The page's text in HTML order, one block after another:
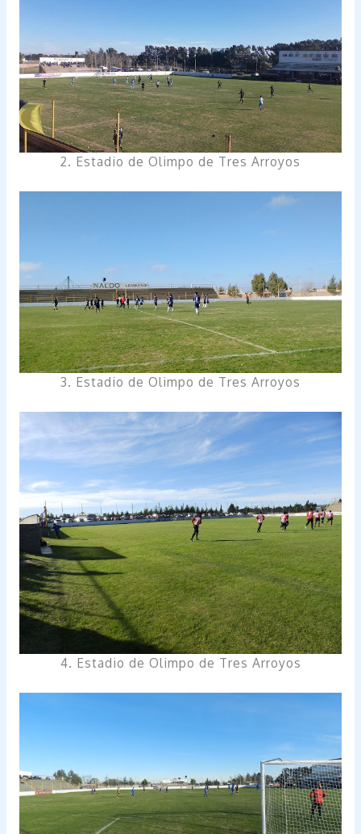
2. Estadio de Olimpo de Tres Arroyos
3. Estadio de Olimpo de Tres Arroyos
4. Estadio de Olimpo de Tres Arroyos